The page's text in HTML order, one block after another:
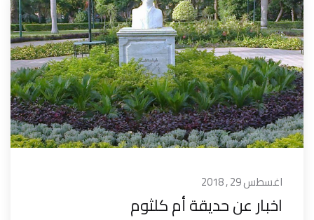
اغسطس 29 , 2018
اخبار عن حديقة أم كلثوم